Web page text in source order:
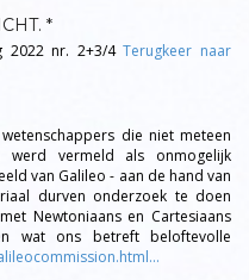
*
2022 nr. 2+3/4Terugkeer naar
die niet meteen
vermeld als onmogelijk
van Galileo - aan de hand van
durven onderzoek te doen
Newtoniaans en Cartesiaans
wat ons betreft beloftevolle